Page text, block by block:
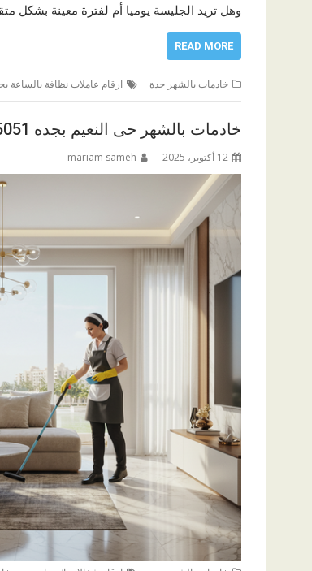
وهل تريد الجليسة يوميا أم لفترة معينة بشكل
READ MORE
خادمات بالشهر جدة ارقام عاملات نظافة بالساعة
خادمات بالشهر حى النعيم بجده 0543475051
12 أكتوبر، 2025 mariam sameh